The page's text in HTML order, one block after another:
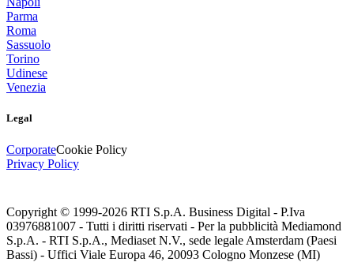
Parma
Roma
Sassuolo
Torino
Udinese
Venezia
Legal
CorporateCookie Policy
Privacy Policy
Copyright © 1999-2026 RTI S.p.A. Business Digital - P.Iva
03976881007 - Tutti i diritti riservati - Per la pubblicità Mediamond
S.p.A. - RTI S.p.A., Mediaset N.V., sede legale Amsterdam (Paesi
Bassi) - Uffici Viale Europa 46, 20093 Cologno Monzese (MI)